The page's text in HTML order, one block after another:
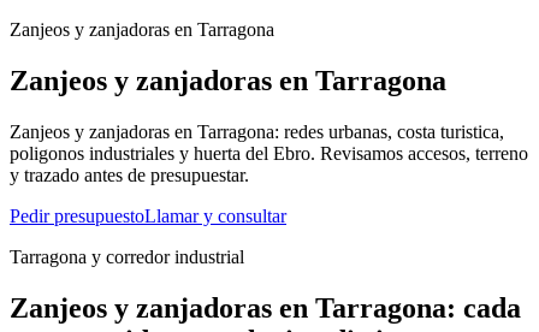
Zanjeos y zanjadoras en Tarragona
Zanjeos y zanjadoras en Tarragona
Zanjeos y zanjadoras en Tarragona: redes urbanas, costa turistica,
poligonos industriales y huerta del Ebro. Revisamos accesos, terreno
y trazado antes de presupuestar.
Pedir presupuestoLlamar y consultar
Tarragona y corredor industrial
Zanjeos y zanjadoras en Tarragona: cada